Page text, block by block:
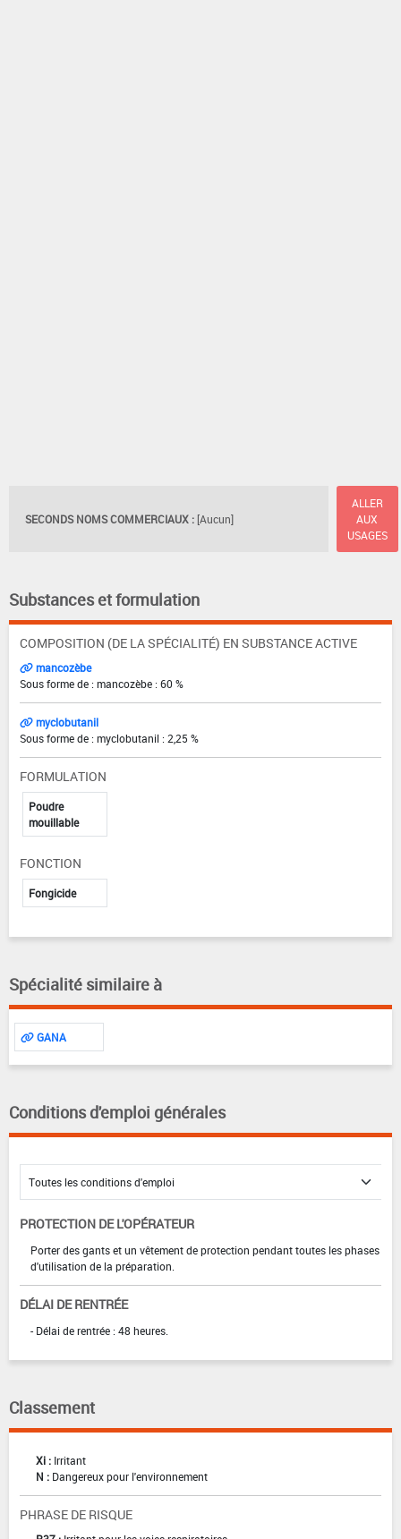
SECONDS NOMS COMMERCIAUX : [Aucun]
ALLER
AUX
USAGES
Substances et formulation
COMPOSITION (DE LA SPÉCIALITÉ) EN SUBSTANCE ACTIVE
mancozèbe
Sous forme de : mancozèbe : 60 %
myclobutanil
Sous forme de : myclobutanil : 2,25 %
FORMULATION
Poudre
mouillable
FONCTION
Fongicide
Spécialité similaire à
GANA
Conditions d'emploi générales
PROTECTION DE L'OPÉRATEUR
Porter des gants et un vêtement de protection pendant toutes les phases
d'utilisation de la préparation.
DÉLAI DE RENTRÉE
- Délai de rentrée : 48 heures.
Classement
Xi : Irritant
N : Dangereux pour l'environnement
PHRASE DE RISQUE